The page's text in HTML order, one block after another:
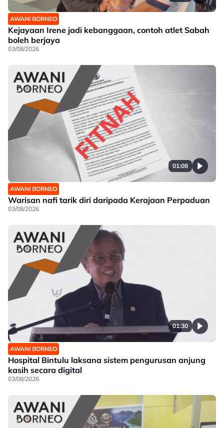
AWANI BORNEO
Kejayaan Irene jadi kebanggaan, contoh atlet Sabah
boleh berjaya
03/08/2026
01:08
AWANI BORNEO
Warisan nafi tarik diri daripada Kerajaan Perpaduan
03/08/2026
01:30
AWANI BORNEO
Hospital Bintulu laksana sistem pengurusan anjung
kasih secara digital
03/08/2026